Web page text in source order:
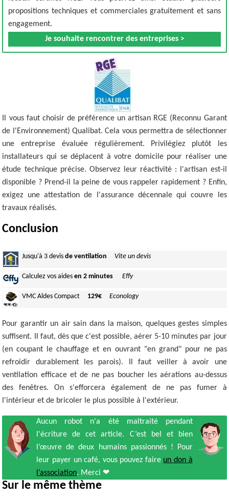
propositions techniques et commerciales gratuitement et sans
engagement.
Je souhaite rencontrer des entreprises >
Il vous faut choisir de préférence un artisan RGE (Reconnu Garant
de l'Environnement) Qualibat. Cela vous permettra de sélectionner
une entreprise évaluée régulièrement. Privilégiez plutôt les
installateurs qui se déplacent à votre domicile pour réaliser une
étude technique précise. Observez leur réactivité : l'artisan est-il
disponible ? Prend-il la peine de vous rappeler rapidement ? Enfin,
exigez une attestation de l'assurance décennale qui couvre les
travaux réalisés.
Conclusion
Jusqu'à 3 devis de ventilation Vite un devis
Calculezvos aides en 2 minutes Effy
VMC Aldes Compact 129€ Econology
Pour garantir un air sain dans la maison, quelques gestes simples
suffisent. Il faut, dès que c'est possible, aérer 5-10 minutes par jour
(en coupant le chauffage et en ouvrant "en grand" pour ne pas
refroidir durablement les parois). Il faut veiller à avoir une
ventilation efficace et de ne pas boucher les aérations au-dessus
des fenêtres. On s'efforcera également de ne pas fumer à
l'intérieur et de bricoler le plus possible à l'extérieur.
Aucun robot n'a été maltraité pendant
l'écriture de cet article. C’est bel et bien
l’œuvre de deux humains passionnés ! Pour
leur payer un café, vous pouvez faire un don à
l’association. Merci ❤
Sur le même thème